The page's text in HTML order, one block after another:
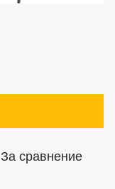
За сравнение